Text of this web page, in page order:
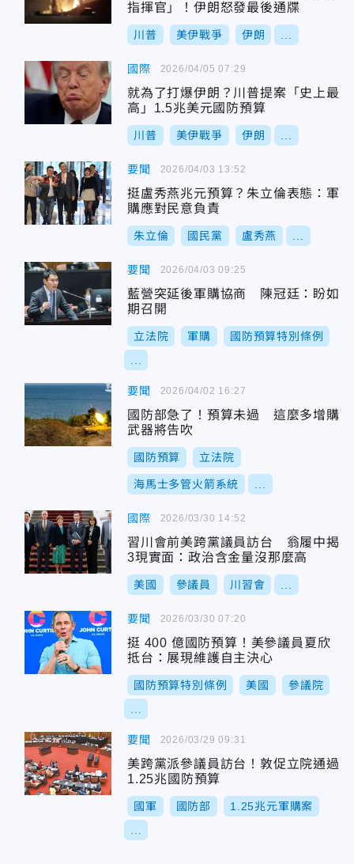
指揮官」！伊朗怒發最後通牒
川普 美伊戰爭 伊朗
國際
就為了打爆伊朗？川普提案「史上最
高」1.5兆美元國防預算
川普 美伊戰爭 伊朗
2026/04/05 07:29
要聞
挺盧秀燕兆元預算？朱立倫表態：軍
購應對民意負責
朱立倫 國民黨 盧秀燕
2026/04/03 13:52
要聞
藍營突延後軍購協商 陳冠廷：盼如
期召開
立法院 軍購 國防預算特別條例
2026/04/03 09:25
要聞
國防部急了！預算未過 這麼多增購
武器將告吹
國防預算 立法院
海馬士多管火箭系統
2026/04/02 16:27
國際
習川會前美跨黨議員訪台 翁履中揭
3現實面：政治含金量沒那麼高
美國 參議員 川習會
2026/03/30 14:52
要聞
挺 400 億國防預算！美參議員夏欣
抵台：展現維護自主決心
國防預算特別條例 美國 參議院
2026/03/30 07:20
要聞
美跨黨派參議員訪台！敦促立院通過
1.25兆國防預算
國軍 國防部 1.25兆元軍購案
2026/03/29 09:31